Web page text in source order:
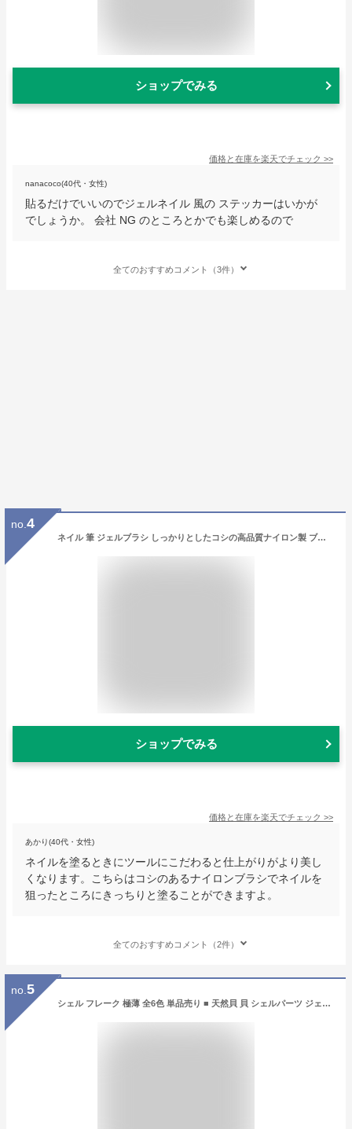
ショップでみる
価格と在庫を楽天でチェック >>
nanacoco(40代・女性)
貼るだけでいいのでジェルネイル 風の ステッカーはいかが
でしょうか。 会社 NG のところとかでも楽しめるので
全てのおすすめコメント（3件）
no. 4
ネイル 筆 ジェルブラシ しっかりとしたコシの高品質ナイロン製 ブラシ ネイルアート ジェルネイル ネイルアート プロ用 プロ プロフェッショナル sale
ショップでみる
価格と在庫を楽天でチェック >>
あかり(40代・女性)
ネイルを塗るときにツールにこだわると仕上がりがより美し
くなります。こちらはコシのあるナイロンブラシでネイルを
狙ったところにきっちりと塗ることができますよ。
全てのおすすめコメント（2件）
no. 5
シェル フレーク 極薄 全6色 単品売り ■ 天然貝 貝 シェルパーツ ジェル ネイル レジン デコ ラインストーン ネイルパーツ ハーバリウム 封入パーツ UVレジン レジン液 uv led クラフト アクセサリー パーツ 手芸 手作り ■